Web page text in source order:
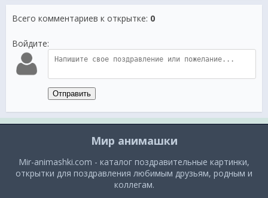
Всего комментариев к открытке: 0
Войдите:
Отправить
Мир анимашки
Mir-animashki.com - каталог поздравительные картинки,
открытки для поздравления любимым друзьям, родным и
коллегам.